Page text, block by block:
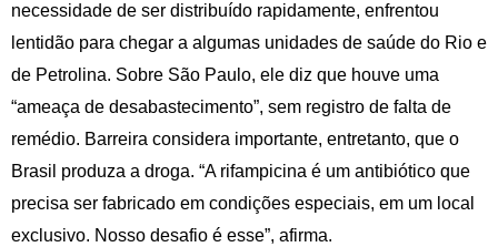
necessidade de ser distribuído rapidamente, enfrentou
lentidão para chegar a algumas unidades de saúde do Rio e
de Petrolina. Sobre São Paulo, ele diz que houve uma
“ameaça de desabastecimento”, sem registro de falta de
remédio. Barreira considera importante, entretanto, que o
Brasil produza a droga. “A rifampicina é um antibiótico que
precisa ser fabricado em condições especiais, em um local
exclusivo. Nosso desafio é esse”, afirma.